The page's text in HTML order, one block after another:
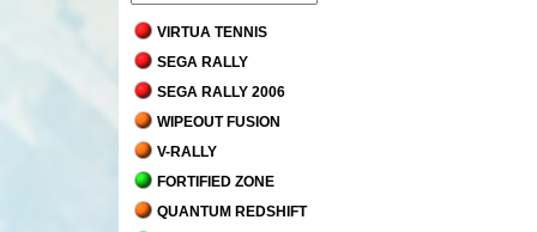
VIRTUA TENNIS
SEGA RALLY
SEGA RALLY 2006
WIPEOUT FUSION
V-RALLY
FORTIFIED ZONE
QUANTUM REDSHIFT